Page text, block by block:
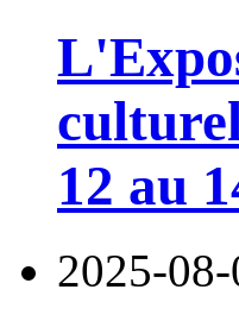
12 au
2025-